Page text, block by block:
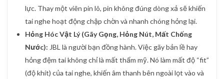
lực. Thay một viên pin lô, pin không đúng dòng xả sẽ khiến
tai nghe hoạt động chập chờn và nhanh chóng hỏng lại.
Hỏng Hóc Vật Lý (Gãy Gọng, Hỏng Nút, Mất Chống
Nước): JBL là người bạn đồng hành. Việc gãy bản lề hay
hỏng đệm tai không chỉ là mất thẩm mỹ. Nó làm mất độ “fit”
(độ khít) của tai nghe, khiến âm thanh bên ngoài lọt vào và